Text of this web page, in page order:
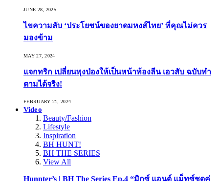
JUNE 28, 2025
ไขความลับ ‘ประโยชน์ของยาดมหงส์ไทย’ ที่คุณไม่ควร
มองข้าม
MAY 27, 2024
แจกทริก เปลี่ยนพุงป่องให้เป็นหน้าท้องลีน เอวสับ ฉบับทำ
ตามได้จริง!
FEBRUARY 21, 2024
Video
Beauty/Fashion
Lifestyle
Inspiration
BH HUNT!
BH THE SERIES
View All
Hunnter’s | BH The Series Ep.4 “มิกซ์ แอนด์ แม็ทซ์ชุดคู่